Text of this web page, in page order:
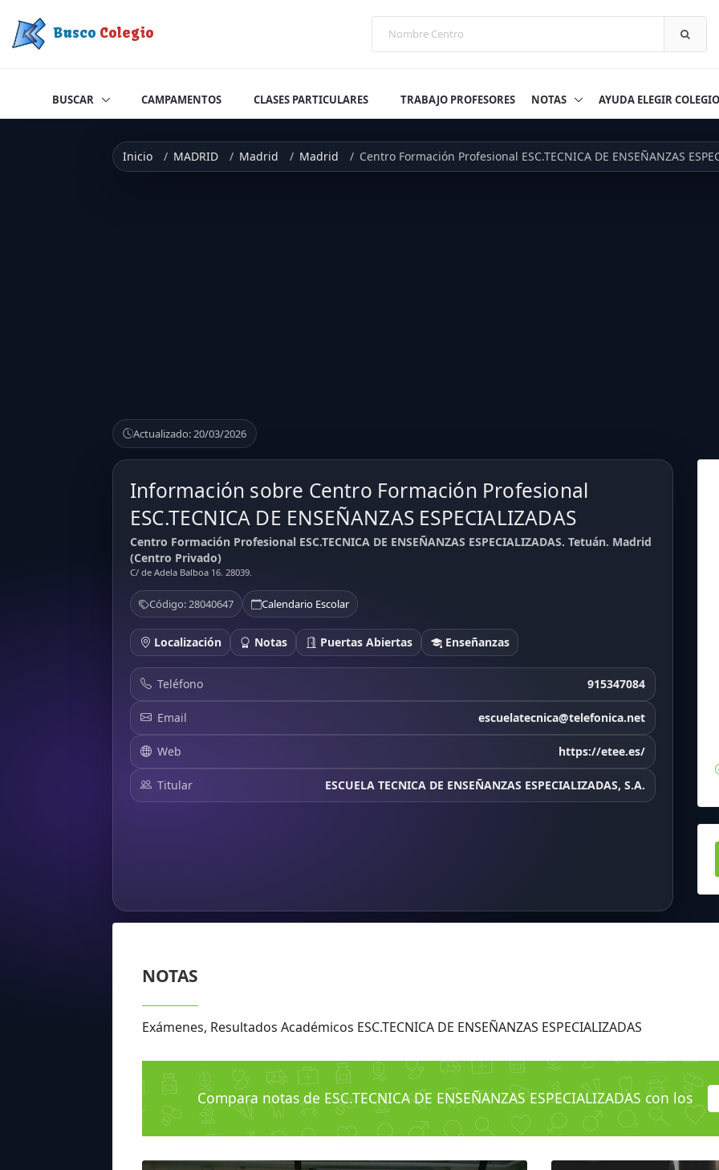
Busco Colegio
BUSCAR CAMPAMENTOS CLASES PARTICULARES TRABAJO PROFESORES NOTAS AYUDA ELEGIR
Inicio MADRID Madrid Madrid Centro Formación Profesional ESC.TECNICA DE ENSEÑANZAS
Actualizado: 20/03/2026
Información sobre Centro Formación Profesional
ESC.TECNICA DE ENSEÑANZAS ESPECIALIZADAS
Centro Formación Profesional ESC.TECNICA DE ENSEÑANZAS ESPECIALIZADAS. Tetuán. Madrid
(Centro Privado)
C/ de Adela Balboa 16. 28039.
Código: 28040647 Calendario Escolar
Localización Notas Puertas Abiertas Enseñanzas
Teléfono 915347084
Email escuelatecnica@telefonica.net
Web https://etee.es/
Titular ESCUELA TECNICA DE ENSEÑANZAS ESPECIALIZADAS, S.A.
NOTAS
Exámenes, Resultados Académicos ESC.TECNICA DE ENSEÑANZAS ESPECIALIZADAS
Compara notas de ESC.TECNICA DE ENSEÑANZAS ESPECIALIZADAS con los